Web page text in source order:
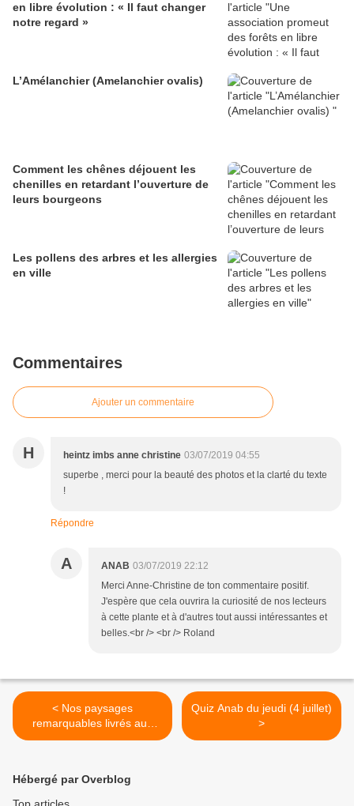
en libre évolution : « Il faut changer
notre regard »
L’Amélanchier (Amelanchier ovalis)
Comment les chênes déjouent les
chenilles en retardant l’ouverture de
leurs bourgeons
Les pollens des arbres et les allergies
en ville
Commentaires
Ajouter un commentaire
H heintz imbs anne christine 03/07/2019 04:55
superbe , merci pour la beauté des photos et la clarté du texte
!
Répondre
A ANAB 03/07/2019 22:12
Merci Anne-Christine de ton commentaire positif.
J'espère que cela ouvrira la curiosité de nos lecteurs
à cette plante et à d'autres tout aussi intéressantes et
belles.<br /> <br /> Roland
< Nos paysages
remarquables livrés aux
bétonneurs ?
Quiz Anab du jeudi (4 juillet)
>
Hébergé par Overblog